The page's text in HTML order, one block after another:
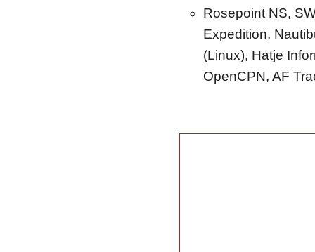
Rosepoint NS,
Expedition,
(Linux), Hatje
OpenCPN, AF